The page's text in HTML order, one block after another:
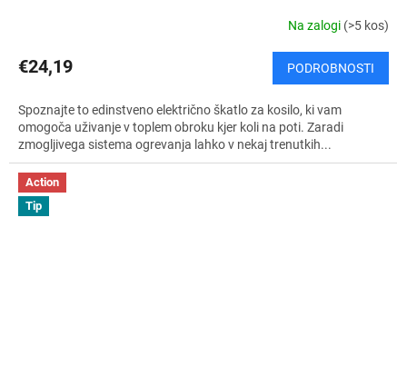
Na zalogi (>5 kos)
€24,19 PODROBNOSTI
Spoznajte to edinstveno električno škatlo za kosilo, ki vam
omogoča uživanje v toplem obroku kjer koli na poti. Zaradi
zmogljivega sistema ogrevanja lahko v nekaj trenutkih...
Action
Tip